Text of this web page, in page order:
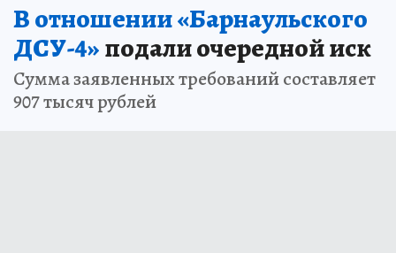
В отношении «Барнаульского
ДСУ-4»подали очередной иск
Cумма заявленных требований составляет
907 тысяч рублей